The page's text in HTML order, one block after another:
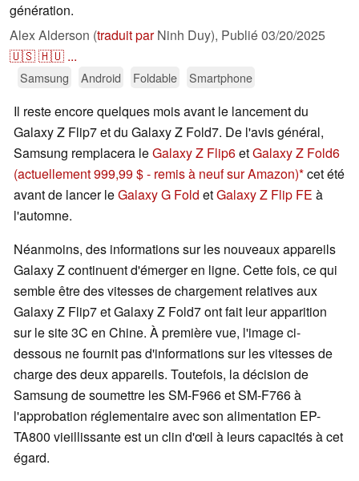
génération.
Alex Alderson (traduit parNinh Duy), Publié03/20/2025
🇺🇸🇭🇺 ...
Samsung Android Foldable Smartphone
Il reste encore quelques mois avant le lancement du
Galaxy Z Flip7 et du Galaxy Z Fold7. De l'avis général,
Samsung remplacera leGalaxy Z Flip6etGalaxy Z Fold6
(actuellement 999,99 $ - remis à neuf sur Amazon) cet été
avant de lancer leGalaxy G Fold etGalaxy Z Flip FE à
l'automne.
Néanmoins, des informations sur les nouveaux appareils
Galaxy Z continuent d'émerger en ligne. Cette fois, ce qui
semble être des vitesses de chargement relatives aux
Galaxy Z Flip7 et Galaxy Z Fold7 ont fait leur apparition
sur le site 3C en Chine. À première vue, l'image ci-
dessous ne fournit pas d'informations sur les vitesses de
charge des deux appareils. Toutefois, la décision de
Samsung de soumettre les SM-F966 et SM-F766 à
l'approbation réglementaire avec son alimentation EP-
TA800 vieillissante est un clin d'œil à leurs capacités à cet
égard.